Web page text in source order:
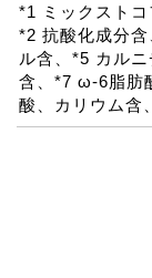
*1 ミックスト
*2 抗酸化成分
ル含、*5 カル
含、*7 ω-6脂肪
酸、カリウム含